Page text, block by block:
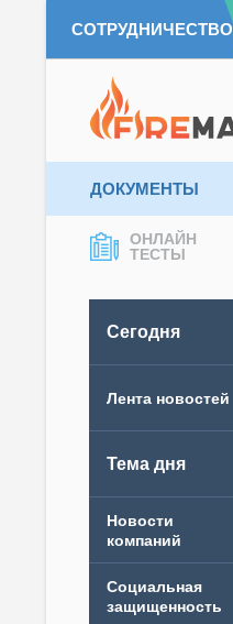
СОТРУДНИЧЕСТВО
ДОКУМЕНТЫ
ОНЛАЙН
ТЕСТЫ
Сегодня
Лента новостей
Тема дня
Новости
компаний